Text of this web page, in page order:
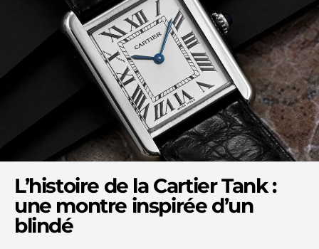
L’histoire de la Cartier Tank :
une montre inspirée d’un
blindé